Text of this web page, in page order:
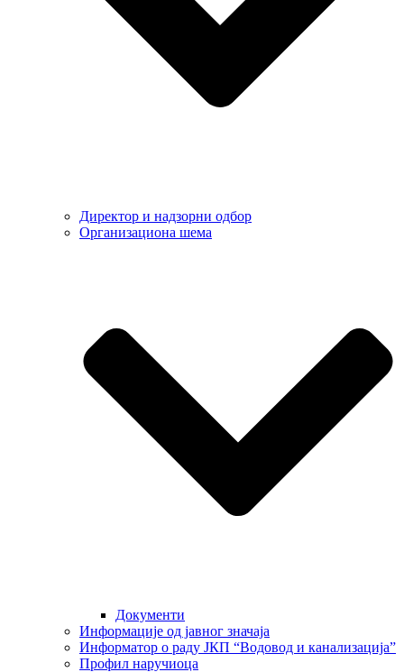
Директор и надзорни одбор
Организациона шема
Документи
Информације од јавног значаја
Информатор о раду ЈКП “Водовод и канализација”
Профил наручиоца